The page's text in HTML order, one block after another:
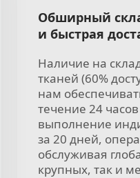
Обширный
и быстрая
Наличие на
тканей (60%
нам
течение 24
выполнение
за 20 дней,
обслуживая
крупных, так и